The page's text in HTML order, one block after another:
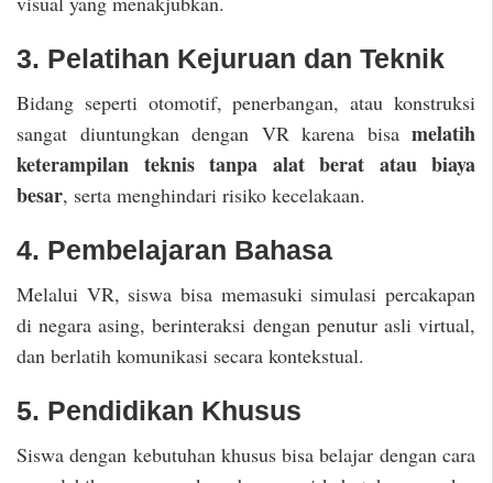
3. Pelatihan Kejuruan dan Teknik
Bidang seperti otomotif, penerbangan, atau konstruksi
sangat diuntungkan dengan VR karena bisa melatih
keterampilan teknis tanpa alat berat atau biaya
besar, serta menghindari risiko kecelakaan.
4. Pembelajaran Bahasa
Melalui VR, siswa bisa memasuki simulasi percakapan
di negara asing, berinteraksi dengan penutur asli virtual,
dan berlatih komunikasi secara kontekstual.
5. Pendidikan Khusus
Siswa dengan kebutuhan khusus bisa belajar dengan cara